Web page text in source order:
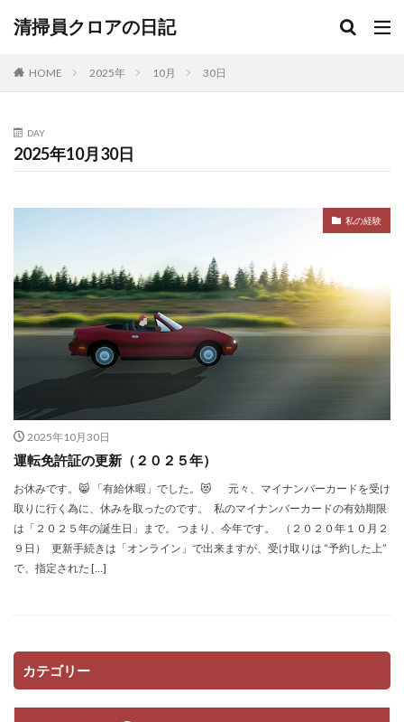
清掃員クロアの日記
HOME 2025年 10月 30日
DAY
2025年10月30日
私の経験
2025年10月30日
運転免許証の更新（２０２５年）
お休みです。😸 「有給休暇」でした。😻 元々、マイナンバーカードを受け
取りに行く為に、休みを取ったのです。 私のマイナンバーカードの有効期限
は「２０２５年の誕生日」まで。 つまり、今年です。 （２０２０年１０月２
９日） 更新手続きは「オンライン」で出来ますが、受け取りは “予約した上”
で、指定された […]
カテゴリー